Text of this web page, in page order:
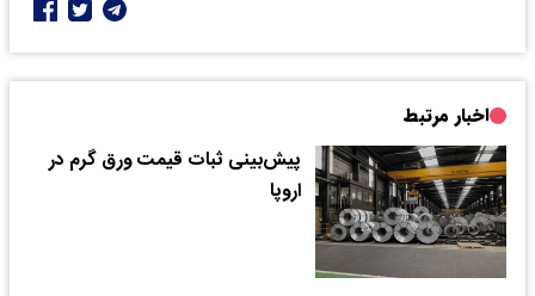
اخبار مرتبط
پیش‌بینی ثبات قیمت ورق گرم در
اروپا